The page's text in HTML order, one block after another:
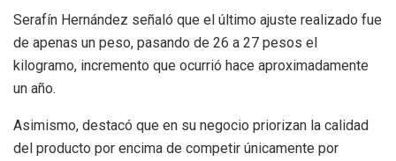
Serafín Hernández señaló que el último ajuste realizado fue
de apenas un peso, pasando de 26 a 27 pesos el
kilogramo, incremento que ocurrió hace aproximadamente
un año.
Asimismo, destacó que en su negocio priorizan la calidad
del producto por encima de competir únicamente por